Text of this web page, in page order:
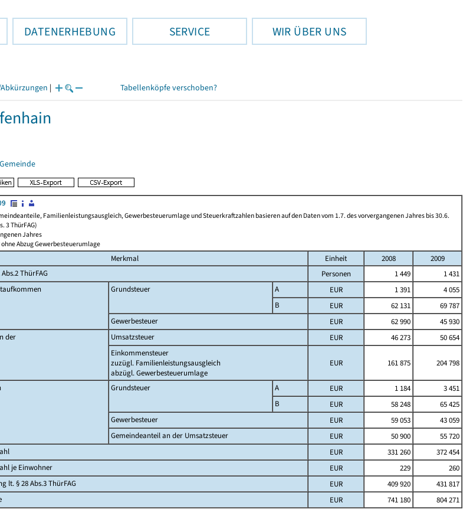
DATENERHEBUNG SERVICE WIR ÜBER UNS
| Tabellenköpfe verschoben?
Familienleistungsausgleich, Gewerbesteuerumlage und Steuerkraftzahlen basieren auf den Daten vom 1.7. des vorvergangenen Jahres bis 30.6.
3 ThürFAG)
Jahres
Abzug Gewerbesteuerumlage
Merkmal Einheit 2008
2009
ThürFAG
Personen 1 449
1 431
Grundsteuer A EUR 1 391
4 055
B
EUR 62 131
69 787
Gewerbesteuer
EUR 62 990
45 930
der
Umsatzsteuer EUR 46 273
50 654
Einkommensteuer
zuzügl. Familienleistungsausgleich
abzügl. Gewerbesteuerumlage
EUR 161 875 204 798
Grundsteuer A EUR 1 184
3 451
B
EUR 58 248
65 425
Gewerbesteuer
EUR 59 053
43 059
Gemeindeanteil an der Umsatzsteuer
EUR 50 900
55 720
EUR 331 260
372 454
je Einwohner
EUR 229
260
lt. § 28 Abs.3 ThürFAG
EUR 409 920
431 817
EUR 741 180 804 271